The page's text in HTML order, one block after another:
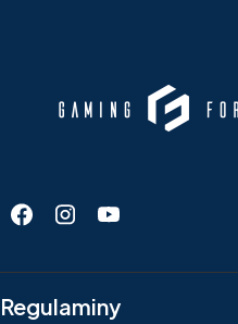
Linki w stopce
Regulaminy